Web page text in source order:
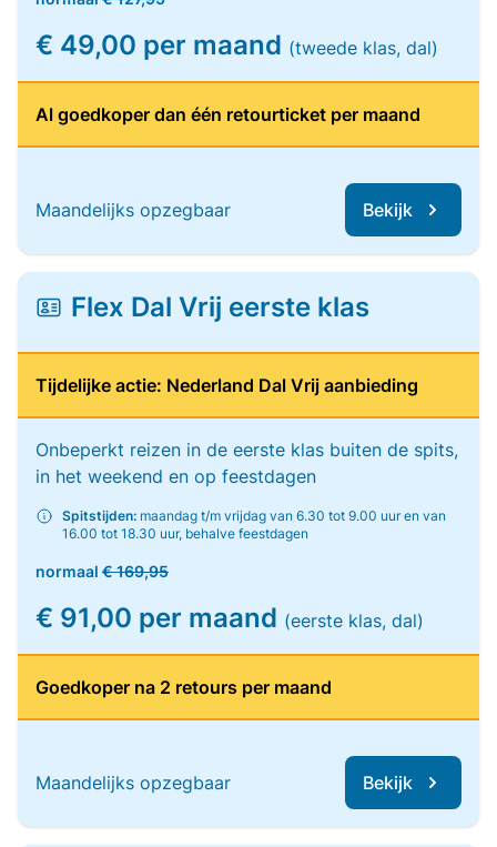
€ 49,00 per maand (tweede klas, dal)
Al goedkoper dan één retourticket per maand
Maandelijks opzegbaar Bekijk
Flex Dal Vrij eerste klas
Tijdelijke actie: Nederland Dal Vrij aanbieding
Onbeperkt reizen in de eerste klas buiten de spits,
in het weekend en op feestdagen
Spitstijden: maandag t/m vrijdag van 6.30 tot 9.00 uur en van
16.00 tot 18.30 uur, behalve feestdagen
normaal € 169,95
€ 91,00 per maand (eerste klas, dal)
Goedkoper na 2 retours per maand
Maandelijks opzegbaar Bekijk